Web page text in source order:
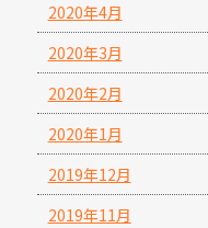
2020年4月
2020年3月
2020年2月
2020年1月
2019年12月
2019年11月